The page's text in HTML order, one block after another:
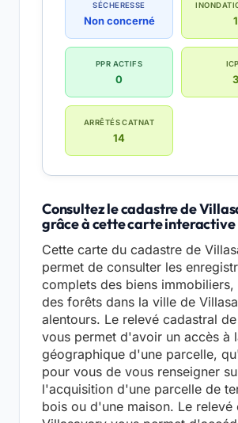
SÉCHERESSE
Non concerné 1
PPR ACTIFS
0 3
ARRÊTÉS CATNAT
14
Consultez le cadastre de
grâce à cette carte interactive
Cette carte du cadastre de
permet de consulter les
complets des biens immobiliers,
des forêts dans la ville de
alentours. Le relevé cadastral
vous permet d'avoir un accès à
géographique d'une parcelle,
pour vous de vous renseigner
l'acquisition d'une parcelle de
bois ou d'une maison. Le relevé